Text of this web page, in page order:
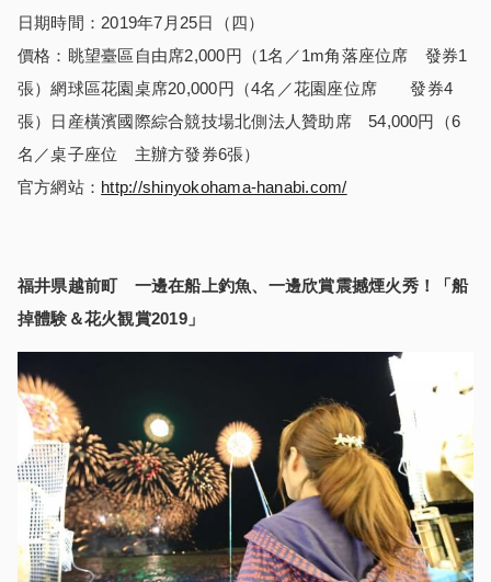
日期時間：2019年7月25日（四）
價格：眺望臺區自由席2,000円（1名／1m角落座位席 發券1
張）網球區花園桌席20,000円（4名／花園座位席 發券4
張）日産橫濱國際綜合競技場北側法人贊助席 54,000円（6
名／桌子座位 主辦方發券6張）
官方網站： http://shinyokohama-hanabi.com/
福井県越前町 一邊在船上釣魚、一邊欣賞震撼煙火秀！「船
掉體験＆花火観賞2019」